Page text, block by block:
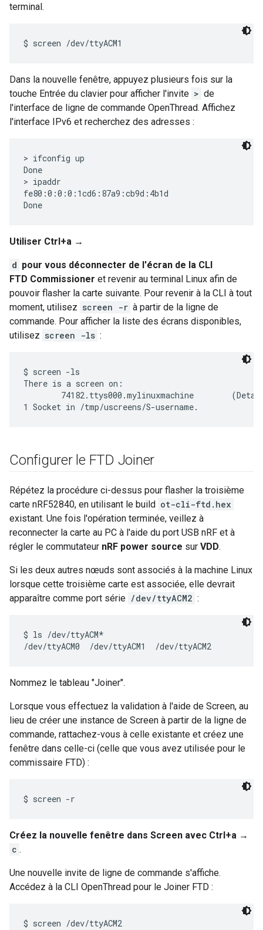
terminal.
Dans la nouvelle fenêtre, appuyez plusieurs fois sur la
touche Entrée du clavier pour afficher l'invite > de
l'interface de ligne de commande OpenThread. Affichez
l'interface IPv6 et recherchez des adresses :
> ifconfig up
Done
> ipaddr
fe80:0:0:0:1cd6:87a9:cb9d:4b1d
Utiliser Ctrl+a →
d pour vous déconnecter de l'écran de la CLI
FTD Commissioner et revenir au terminal Linux afin de
pouvoir flasher la carte suivante. Pour revenir à la CLI à tout
moment, utilisez screen -r à partir de la ligne de
commande. Pour afficher la liste des écrans disponibles,
utilisez screen -ls :
$ screen -ls
There is a screen on:
74182.ttys000.mylinuxmachine
Configurer le FTD Joiner
Répétez la procédure ci-dessus pour flasher la troisième
carte nRF52840, en utilisant le build ot-cli-ftd.hex
existant. Une fois l'opération terminée, veillez à
reconnecter la carte au PC à l'aide du port USB nRF et à
régler le commutateur nRF power source sur VDD.
Si les deux autres nœuds sont associés à la machine Linux
lorsque cette troisième carte est associée, elle devrait
apparaître comme port série /dev/ttyACM2 :
$ ls /dev/ttyACM*
Nommez le tableau "Joiner".
Lorsque vous effectuez la validation à l'aide de Screen, au
lieu de créer une instance de Screen à partir de la ligne de
commande, rattachez-vous à celle existante et créez une
fenêtre dans celle-ci (celle que vous avez utilisée pour le
commissaire FTD) :
Créez la nouvelle fenêtre dans Screen avec Ctrl+a →
c .
Une nouvelle invite de ligne de commande s'affiche.
Accédez à la CLI OpenThread pour le Joiner FTD :